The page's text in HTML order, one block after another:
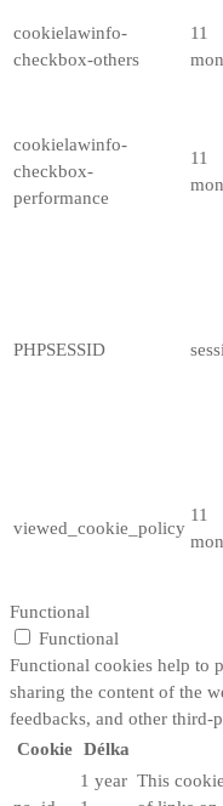
cookielawinfo-
checkbox-others
11
cookielawinfo-
checkbox-
performance
11
PHPSESSID
viewed_cookie_policy
11
Functional
Functional
Functional cookies help to
sharing the content of the
feedbacks, and other third-
Cookie Délka
1 year This